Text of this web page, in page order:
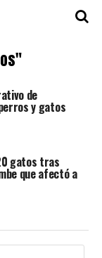
de
y gatos
gatos tras
que afectó a